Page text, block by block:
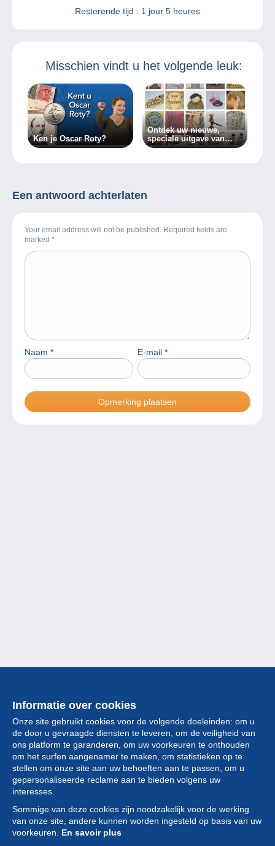
Resterende tijd : 1 jour 5 heures
Misschien vindt u het volgende leuk:
Ken je Oscar Roty?
Ontdek uw nieuwe,
speciale uitgave van
Delcampe Magazine
Een antwoord achterlaten
Your email address will not be published. Required fields are
marked *
Naam * E-mail *
Informatie over cookies
Onze site gebruikt cookies voor de volgende doeleinden: om u
de door u gevraagde diensten te leveren, om de veiligheid van
ons platform te garanderen, om uw voorkeuren te onthouden
om het surfen aangenamer te maken, om statistieken op te
stellen om onze site aan uw behoeften aan te passen, om u
gepersonaliseerde reclame aan te bieden volgens uw
interesses.
Sommige van deze cookies zijn noodzakelijk voor de werking
van onze site, andere kunnen worden ingesteld op basis van uw
voorkeuren. En savoir plus
Collectie
Nieuws
Functie